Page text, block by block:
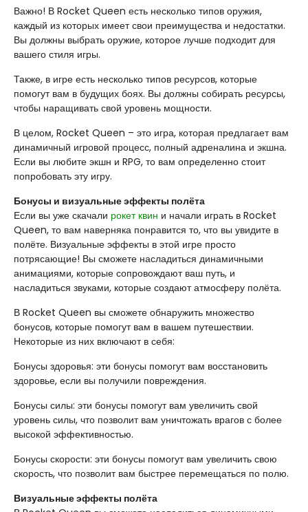
Важно! В Rocket Queen есть несколько типов оружия,
каждый из которых имеет свои преимущества и недостатки.
Вы должны выбрать оружие, которое лучше подходит для
вашего стиля игры.
Также, в игре есть несколько типов ресурсов, которые
помогут вам в будущих боях. Вы должны собирать ресурсы,
чтобы наращивать свой уровень мощности.
В целом, Rocket Queen – это игра, которая предлагает вам
динамичный игровой процесс, полный адреналина и экшна.
Если вы любите экшн и RPG, то вам определенно стоит
попробовать эту игру.
Бонусы и визуальные эффекты полёта
Если вы уже скачали рокет квин и начали играть в Rocket
Queen, то вам наверняка понравится то, что вы увидите в
полёте. Визуальные эффекты в этой игре просто
потрясающие! Вы сможете насладиться динамичными
анимациями, которые сопровождают ваш путь, и
насладиться звуками, которые создают атмосферу полёта.
В Rocket Queen вы сможете обнаружить множество
бонусов, которые помогут вам в вашем путешествии.
Некоторые из них включают в себя:
Бонусы здоровья: эти бонусы помогут вам восстановить
здоровье, если вы получили повреждения.
Бонусы силы: эти бонусы помогут вам увеличить свой
уровень силы, что позволит вам уничтожать врагов с более
высокой эффективностью.
Бонусы скорости: эти бонусы помогут вам увеличить свою
скорость, что позволит вам быстрее перемещаться по полю.
Визуальные эффекты полёта